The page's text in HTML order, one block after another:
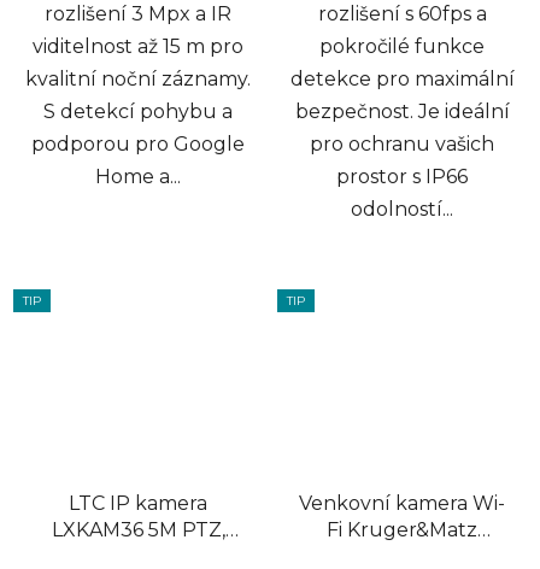
rozlišení 3 Mpx a IR
viditelnost až 15 m pro
kvalitní noční záznamy.
S detekcí pohybu a
podporou pro Google
Home a...
rozlišení s 60fps a
pokročilé funkce
detekce pro maximální
bezpečnost. Je ideální
pro ochranu vašich
prostor s IP66
odolností...
TIP
LTC IP kamera
LXKAM36 5M PTZ,
TIP
Venkovní kamera Wi-
Fi Kruger&Matz